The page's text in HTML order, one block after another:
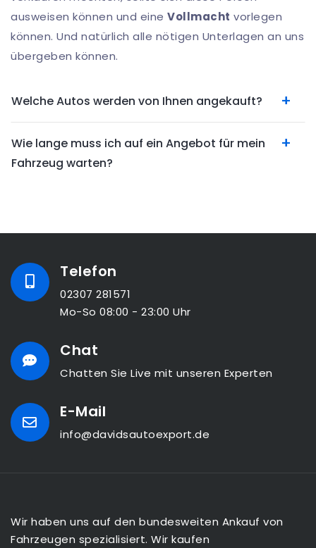
ausweisen können und eine Vollmacht vorlegen
können. Und natürlich alle nötigen Unterlagen an uns
übergeben können.
Welche Autos werden von Ihnen angekauft?
Wie lange muss ich auf ein Angebot für mein
Fahrzeug warten?
Telefon
02307 281571
Mo-So 08:00 - 23:00 Uhr
Chat
Chatten Sie Live mit unseren Experten
E-Mail
info@davidsautoexport.de
Wir haben uns auf den bundesweiten Ankauf von
Fahrzeugen spezialisiert. Wir kaufen